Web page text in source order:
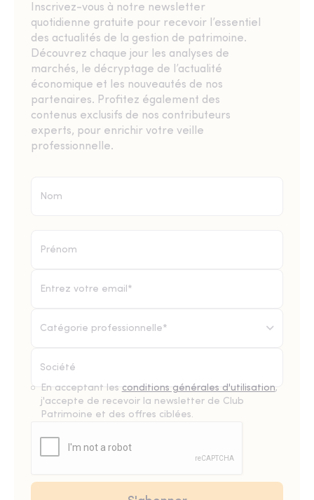
Inscrivez-vous à notre newsletter
quotidienne gratuite pour recevoir l’essentiel
des actualités de la gestion de patrimoine.
Découvrez chaque jour les analyses de
marchés, le décryptage de l’actualité
économique et les nouveautés de nos
partenaires. Profitez également des
contenus exclusifs de nos contributeurs
experts, pour enrichir votre veille
professionnelle.
Catégorie professionnelle*
En acceptant les conditions générales d'utilisation,
j'accepte de recevoir la newsletter de Club
Patrimoine et des offres ciblées.